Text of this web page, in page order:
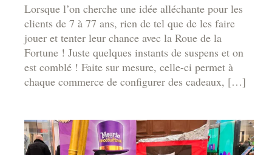
Lorsque l’on cherche une idée alléchante pour les
clients de 7 à 77 ans, rien de tel que de les faire
jouer et tenter leur chance avec la Roue de la
Fortune ! Juste quelques instants de suspens et on
est comblé ! Faite sur mesure, celle-ci permet à
chaque commerce de configurer des cadeaux, […]